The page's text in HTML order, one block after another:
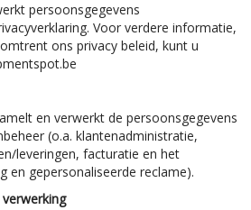
persoonsgegevens
Voor verdere informatie,
ons privacy beleid, kunt u
en verwerkt de persoonsgegevens
(o.a. klantenadministratie,
leveringen, facturatie en het
en gepersonaliseerde reclame).